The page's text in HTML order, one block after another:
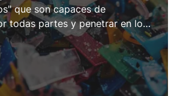
que son capaces de
todas partes y penetrar en los
el punto de que se han
a distintos niveles,
la polinización.